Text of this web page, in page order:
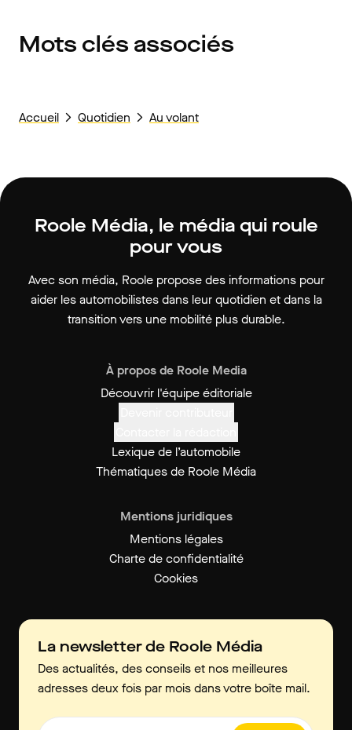
Mots clés associés
Accueil Quotidien Au volant
Roole Média, le média qui roule
pour vous
Avec son média, Roole propose des informations pour
aider les automobilistes dans leur quotidien et dans la
transition vers une mobilité plus durable.
À propos de Roole Media
Découvrir l'équipe éditoriale
Lexique de l’automobile
Thématiques de Roole Média
Mentions juridiques
Mentions légales
Charte de confidentialité
Cookies
La newsletter de Roole Média
Des actualités, des conseils et nos meilleures
adresses deux fois par mois dans votre boîte mail.